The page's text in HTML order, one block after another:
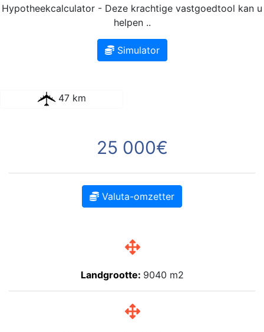
Hypotheekcalculator - Deze krachtige vastgoedtool kan u
helpen ..
Simulator
47 km
25 000€
Valuta-omzetter
Landgrootte: 9040 m2